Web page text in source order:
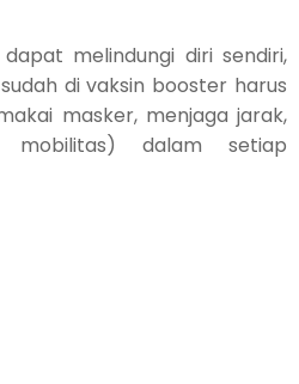
melindungi diri sendiri,
di vaksin booster harus
masker, menjaga jarak,
mobilitas) dalam setiap